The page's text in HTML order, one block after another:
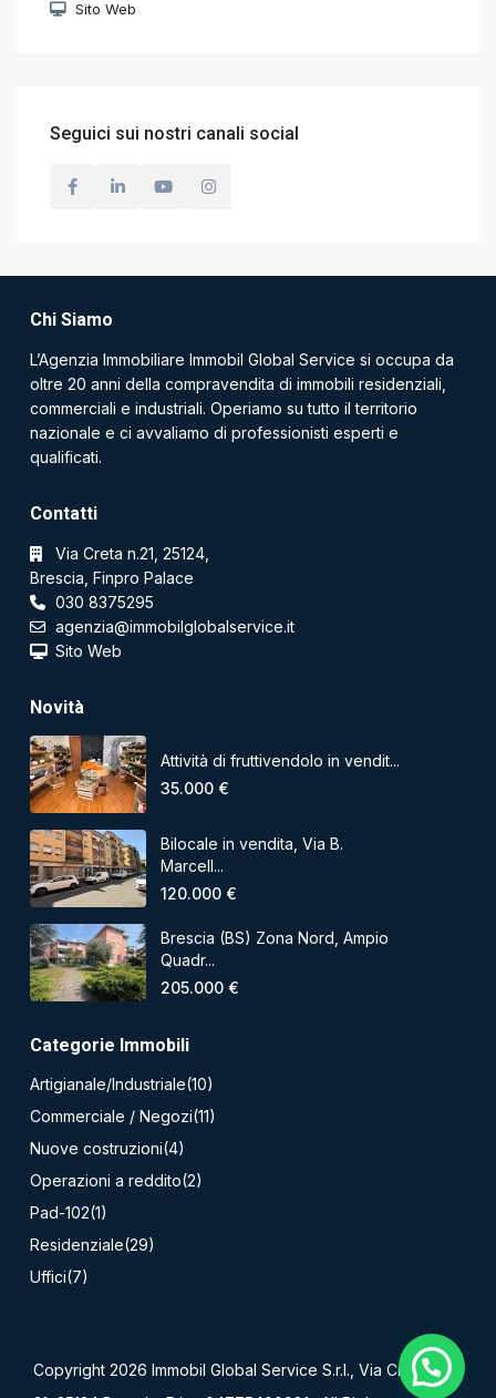
Sito Web
Seguici sui nostri canali social
Chi Siamo
L’Agenzia Immobiliare Immobil Global Service si occupa da
oltre 20 anni della compravendita di immobili residenziali,
commerciali e industriali. Operiamo su tutto il territorio
nazionale e ci avvaliamo di professionisti esperti e
qualificati.
Contatti
Via Creta n.21, 25124,
Brescia, Finpro Palace
030 8375295
agenzia@immobilglobalservice.it
Sito Web
Novità
Attività di fruttivendolo in vendit...
35.000 €
Bilocale in vendita, Via B.
Marcell...
120.000 €
Brescia (BS) Zona Nord, Ampio
Quadr...
205.000 €
Categorie Immobili
Artigianale/Industriale(10)
Commerciale / Negozi(11)
Nuove costruzioni(4)
Operazioni a reddito(2)
Pad-102(1)
Residenziale(29)
Uffici(7)
Copyright 2026 Immobil Global Service S.r.l., Via Creta n.
Hai bisogno di aiuto?